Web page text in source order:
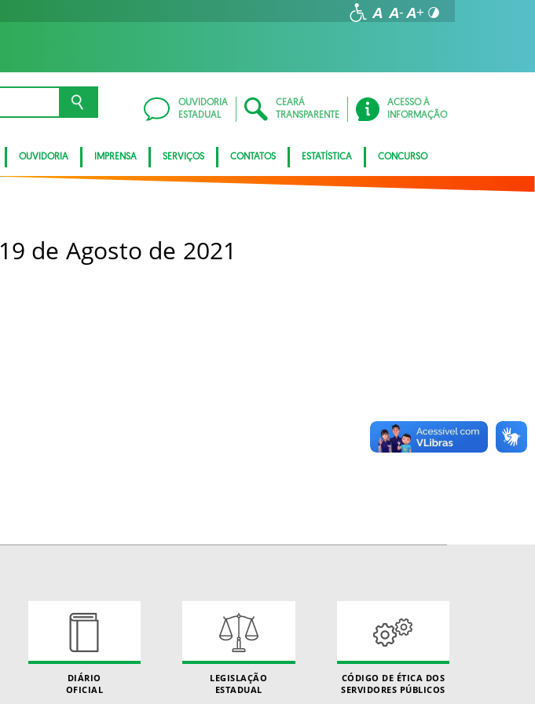
OUVIDORIA
ESTADUAL
CEARÁ
TRANSPARENTE
ACESSO À
INFORMAÇÃO
OUVIDORIA IMPRENSA SERVIÇOS CONTATOS ESTATÍSTICA CONCURSO
19 de Agosto de 2021
DIÁRIO
OFICIAL
LEGISLAÇÃO
ESTADUAL
CÓDIGO DE ÉTICA DOS
SERVIDORES PÚBLICOS